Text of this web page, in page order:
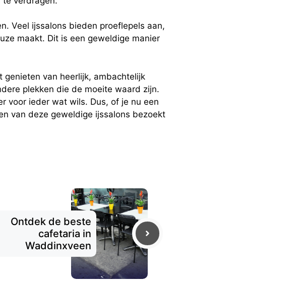
Veel ijssalons bieden proeflepels aan,
maakt. Dit is een geweldige manier
van heerlijk, ambachtelijk
plekken die de moeite waard zijn.
voor ieder wat wils. Dus, of je nu een
van deze geweldige ijssalons bezoekt
Ontdek de beste
cafetaria in
Waddinxveen